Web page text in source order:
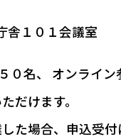
舎１０１会議室
０名、 オンライン
だけます。
た場合、申込受付